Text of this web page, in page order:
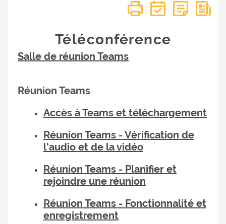
Téléconférence
Salle de réunion Teams
Réunion Teams
Accès à Teams et téléchargement
Réunion Teams - Vérification de
l'audio et de la vidéo
Réunion Teams - Planifier et
rejoindre une réunion
Réunion Teams - Fonctionnalité et
enregistrement